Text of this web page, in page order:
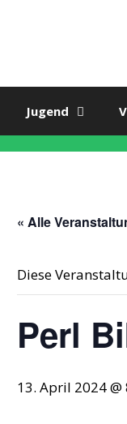
Jugend
« Alle
Diese
Perl
13. April 2024 @